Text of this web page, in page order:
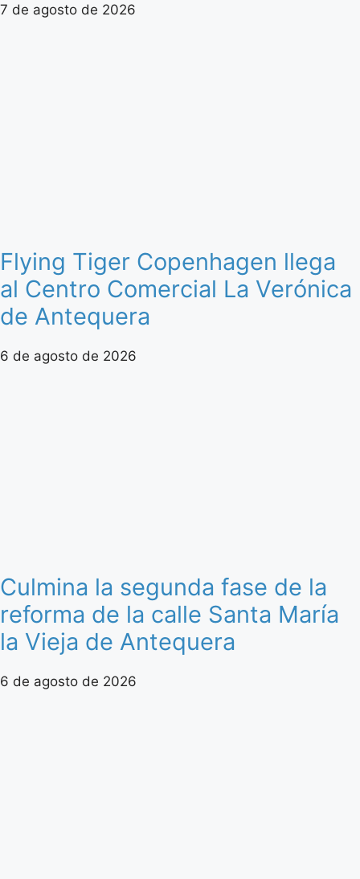
7 de agosto de 2026
Flying Tiger Copenhagen llega
al Centro Comercial La Verónica
de Antequera
6 de agosto de 2026
Culmina la segunda fase de la
reforma de la calle Santa María
la Vieja de Antequera
6 de agosto de 2026